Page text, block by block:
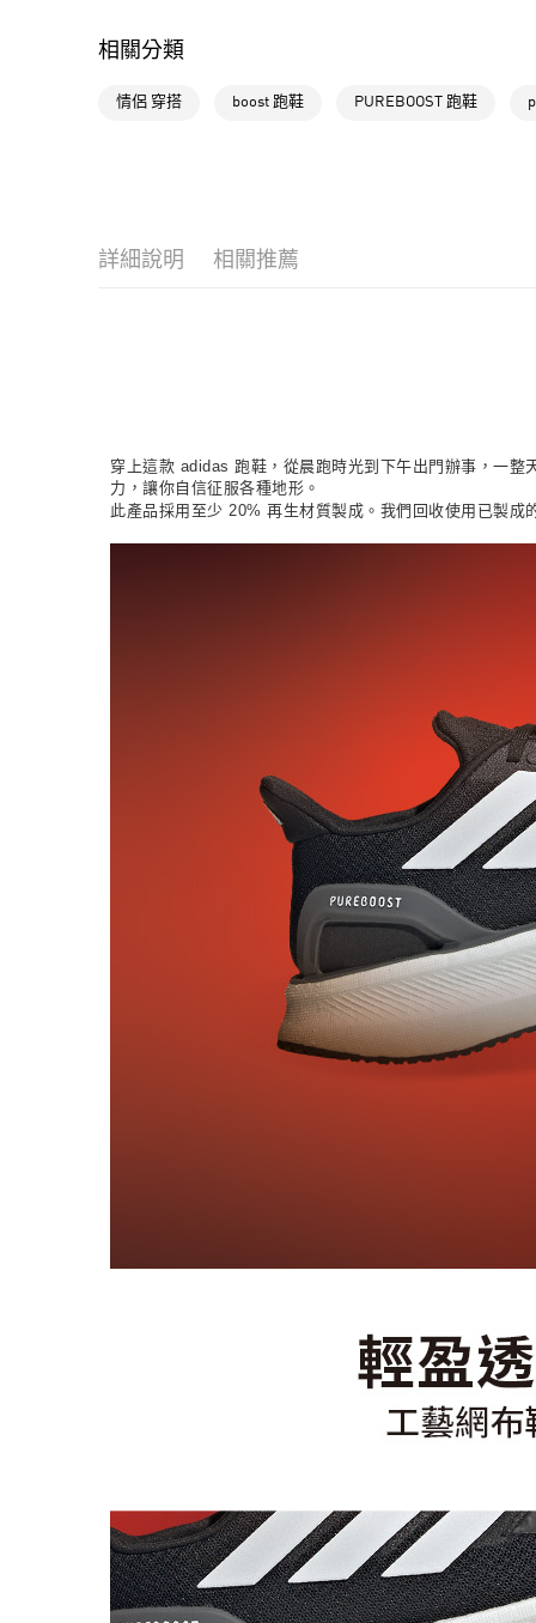
相關分類
情侶 穿搭 boost 跑鞋 PUREBOOST 跑鞋
詳細說明 相關推薦
穿上這款 adidas 跑鞋，從晨跑時光到下午出門辦事，一
力，讓你自信征服各種地形。
此產品採用至少 20% 再生材質製成。我們回收使用已製